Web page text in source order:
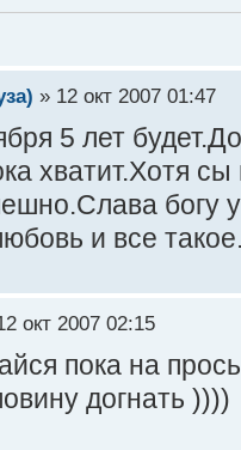
» 12 окт 2007 01:47
5 лет
хватит.Хотя
богу
и все
окт 2007 02:15
пока на
догнать ))))